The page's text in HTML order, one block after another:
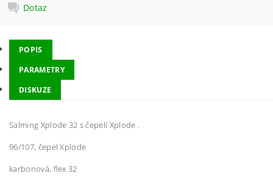
Dotaz
POPIS
PARAMETRY
DISKUZE
Salming Xplode 32 s čepelí Xplode .
96/107, čepel Xplode
karbonová, flex 32